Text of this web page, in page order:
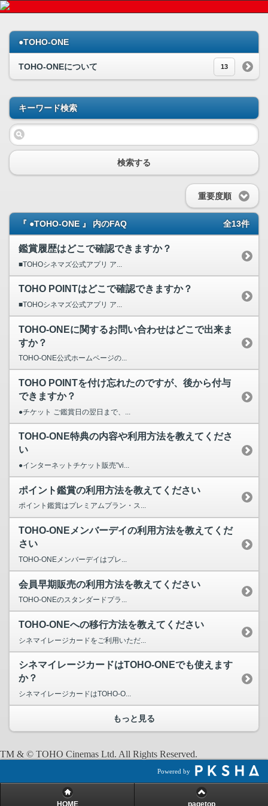
●TOHO-ONE
TOHO-ONEについて 13
キーワード検索
検索する
重要度順
『 ●TOHO-ONE 』 内のFAQ 全13件
鑑賞履歴はどこで確認できますか？
■TOHOシネマズ公式アプリ ア...
TOHO POINTはどこで確認できますか？
■TOHOシネマズ公式アプリ ア...
TOHO-ONEに関するお問い合わせはどこで出来ま
すか？
TOHO-ONE公式ホームページの...
TOHO POINTを付け忘れたのですが、後から付与
できますか？
●チケット ご鑑賞日の翌日まで、...
TOHO-ONE特典の内容や利用方法を教えてくださ
い
●インターネットチケット販売"vi...
ポイント鑑賞の利用方法を教えてください
ポイント鑑賞はプレミアムプラン・ス...
TOHO-ONEメンバーデイの利用方法を教えてくだ
さい
TOHO-ONEメンバーデイはプレ...
会員早期販売の利用方法を教えてください
TOHO-ONEのスタンダードプラ...
TOHO-ONEへの移行方法を教えてください
シネマイレージカードをご利用いただ...
シネマイレージカードはTOHO-ONEでも使えます
か？
シネマイレージカードはTOHO-O...
もっと見る
TM & © TOHO Cinemas Ltd. All Rights Reserved.
Powered by
HOME pagetop